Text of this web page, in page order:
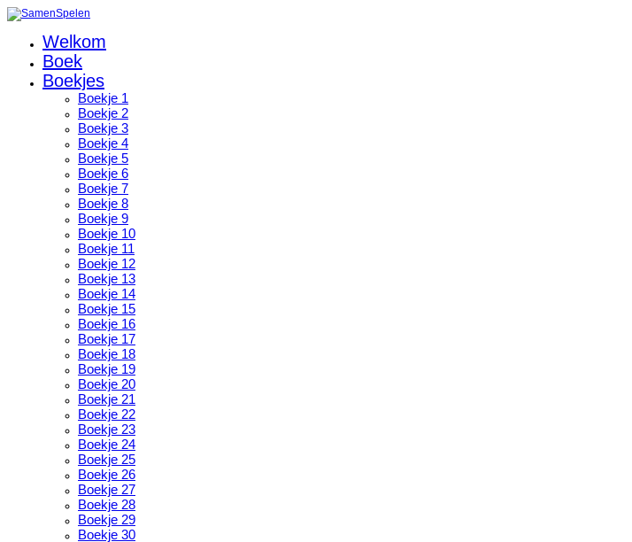
Welkom
Boek
Boekjes
Boekje 1
Boekje 2
Boekje 3
Boekje 4
Boekje 5
Boekje 6
Boekje 7
Boekje 8
Boekje 9
Boekje 10
Boekje 11
Boekje 12
Boekje 13
Boekje 14
Boekje 15
Boekje 16
Boekje 17
Boekje 18
Boekje 19
Boekje 20
Boekje 21
Boekje 22
Boekje 23
Boekje 24
Boekje 25
Boekje 26
Boekje 27
Boekje 28
Boekje 29
Boekje 30